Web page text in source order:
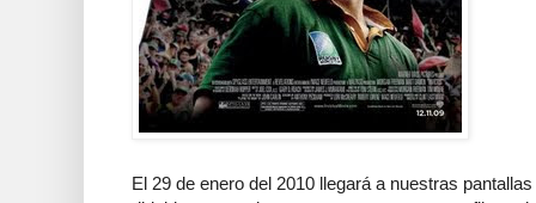
El 29 de enero del 2010 llegará a nuestras